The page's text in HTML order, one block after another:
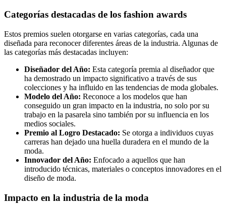
Categorías destacadas de los fashion awards
Estos premios suelen otorgarse en varias categorías, cada una
diseñada para reconocer diferentes áreas de la industria. Algunas de
las categorías más destacadas incluyen:
Diseñador del Año: Esta categoría premia al diseñador que
ha demostrado un impacto significativo a través de sus
colecciones y ha influido en las tendencias de moda globales.
Modelo del Año: Reconoce a los modelos que han
conseguido un gran impacto en la industria, no solo por su
trabajo en la pasarela sino también por su influencia en los
medios sociales.
Premio al Logro Destacado: Se otorga a individuos cuyas
carreras han dejado una huella duradera en el mundo de la
moda.
Innovador del Año: Enfocado a aquellos que han
introducido técnicas, materiales o conceptos innovadores en el
diseño de moda.
Impacto en la industria de la moda